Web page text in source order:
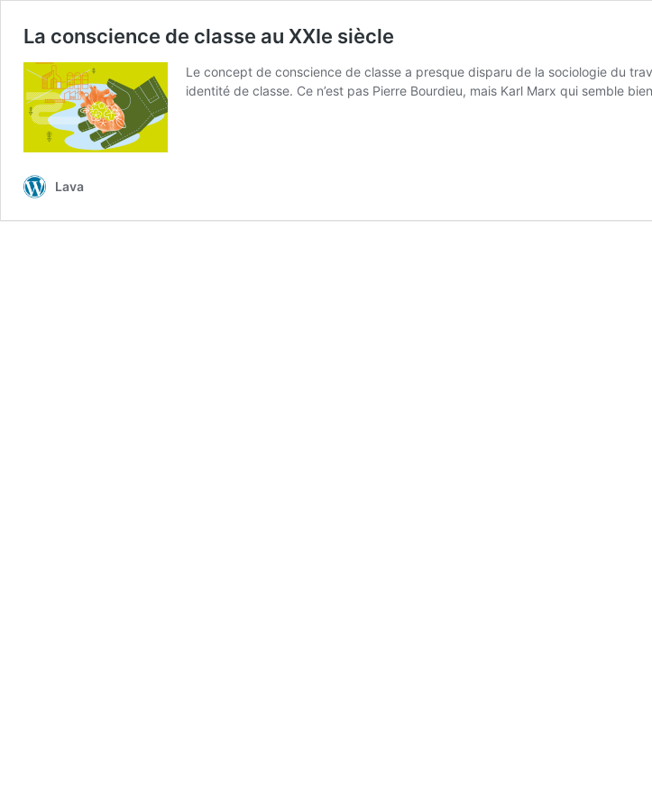
La conscience de classe au XXIe siècle
Le concept de conscience de classe a presque disparu de la sociologie du
identité de classe. Ce n’est pas Pierre Bourdieu, mais Karl Marx qui semble
Lava